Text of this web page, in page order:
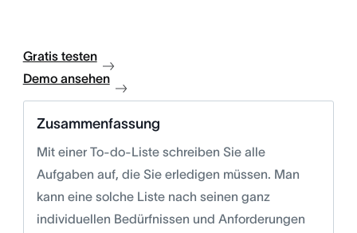
Gratis testen
Demo ansehen
Zusammenfassung
Mit einer To-do-Liste schreiben Sie alle
Aufgaben auf, die Sie erledigen müssen. Man
kann eine solche Liste nach seinen ganz
individuellen Bedürfnissen und Anforderungen